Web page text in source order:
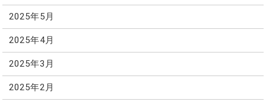
2025年5月
2025年4月
2025年3月
2025年2月